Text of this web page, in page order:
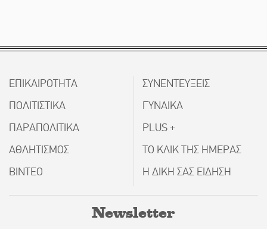
ΕΠΙΚΑΙΡΟΤΗΤΑ
ΠΟΛΙΤΙΣΤΙΚΑ
ΠΑΡΑΠΟΛΙΤΙΚΑ
ΑΘΛΗΤΙΣΜΟΣ
ΒΙΝΤΕΟ
ΣΥΝΕΝΤΕΥΞΕΙΣ
ΓΥΝΑΙΚΑ
PLUS +
ΤΟ ΚΛΙΚ ΤΗΣ ΗΜΕΡΑΣ
Η ΔΙΚΗ ΣΑΣ ΕΙΔΗΣΗ
Newsletter